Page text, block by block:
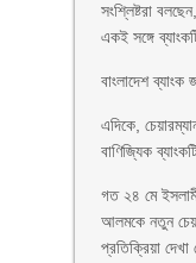
সংশ্লিষ্টরা
একই সঙ্গে
বাংলাদেশ ব্যাংক
এদিকে,
বাণিজ্যিক
গত ২৪ মে
আলমকে নতুন
প্রতিক্রিয়া দেখা